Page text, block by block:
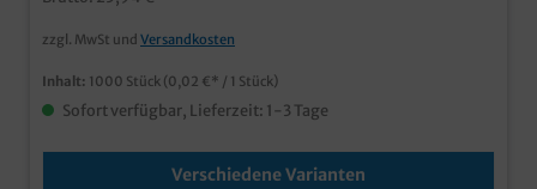
zzgl. MwSt und Versandkosten
Inhalt: 1000 Stück (0,02 €* / 1 Stück)
Sofort verfügbar, Lieferzeit: 1-3 Tage
Verschiedene Varianten